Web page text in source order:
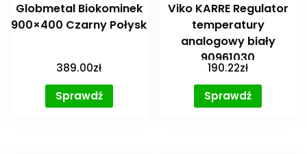
Globmetal Biokominek
900×400 Czarny Połysk
389.00zł
Sprawdź
Viko KARRE Regulator
temperatury
analogowy biały
90961030
190.22zł
Sprawdź